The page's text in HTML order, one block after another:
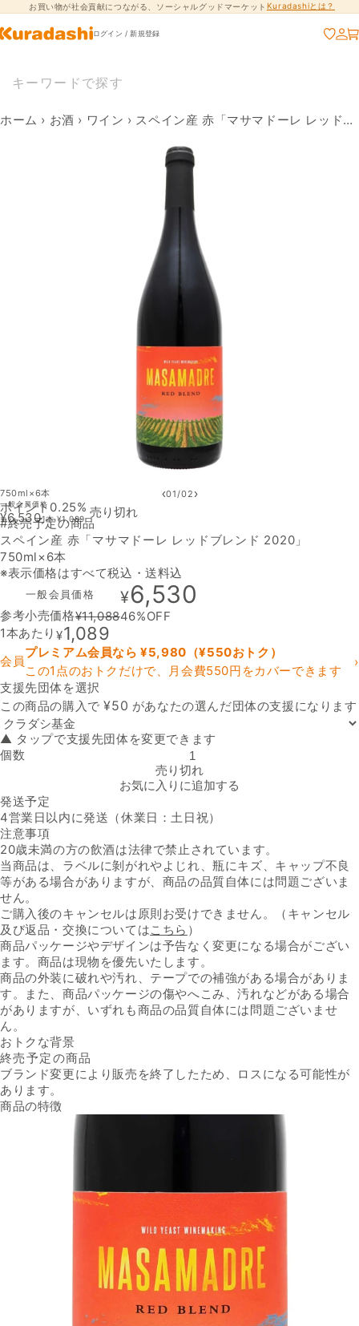
コンテンツに進
む
お買い物が社会貢献につながる、ソーシャルグッドマーケット Kuradashiとは？
ログイン / 新規登録
ホーム › お酒 › ワイン › スペイン産 赤「マサマドーレ レッドブレンド 2020」
750ml×6本 ‹01 /02›
ポイント0.25%
#終売予定の商品
スペイン産 赤「マサマドーレ レッドブレンド 2020」
750ml×6本
※表示価格はすべて税込・送料込
一般会員価格 ¥6,530
参考小売価格¥11,08846%OFF
1本あたり ¥1,089
会員
プレミアム会員なら ¥5,980 （¥550おトク）
この1点のおトクだけで、月会費550円をカバーできます
›
支援先団体を選択
この商品の購入で¥50 があなたの選んだ団体の支援になります
支援先団体
▲ タップで支援先団体を変更できます
個数スペイン産 赤「マサマドーレ レッドブレンド 2020」の数量を減らす
売り切れ
お気に入りに追加する
発送予定
4営業日以内に発送（休業日：土日祝）
注意事項
20歳未満の方の飲酒は法律で禁止されています。
当商品は、ラベルに剝がれやよじれ、瓶にキズ、キャップ不良
等がある場合がありますが、商品の品質自体には問題ございま
せん。
ご購入後のキャンセルは原則お受けできません。（キャンセル
及び返品・交換についてはこちら ）
商品パッケージやデザインは予告なく変更になる場合がござい
ます。商品は現物を優先いたします。
商品の外装に破れや汚れ、テープでの補強がある場合がありま
す。また、商品パッケージの傷やへこみ、汚れなどがある場合
がありますが、いずれも商品の品質自体には問題ございませ
ん。
おトクな背景
終売予定の商品
ブランド変更により販売を終了したため、ロスになる可能性が
あります。
一般会員価格
¥6,5301本¥1,089
売り切れ
商品の特徴